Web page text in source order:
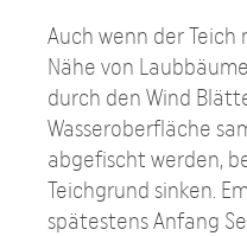
Auch wenn der
Nähe von
durch den Wind
Wasseroberfläche
abgefischt werden,
Teichgrund sinken.
spätestens Anfang